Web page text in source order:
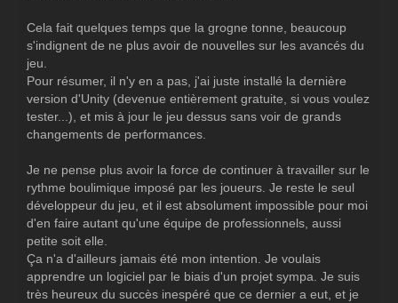
Cela fait quelques temps que la grogne tonne, beaucoup
s'indignent de ne plus avoir de nouvelles sur les avancés du
jeu.
Pour résumer, il n'y en a pas, j'ai juste installé la dernière
version d'Unity (devenue entièrement gratuite, si vous voulez
tester...), et mis à jour le jeu dessus sans voir de grands
changements de performances.
Je ne pense plus avoir la force de continuer à travailler sur le
rythme boulimique imposé par les joueurs. Je reste le seul
développeur du jeu, et il est absolument impossible pour moi
d'en faire autant qu'une équipe de professionnels, aussi
petite soit elle.
Ça n'a d'ailleurs jamais été mon intention. Je voulais
apprendre un logiciel par le biais d'un projet sympa. Je suis
très heureux du succès inespéré que ce dernier a eut, et je